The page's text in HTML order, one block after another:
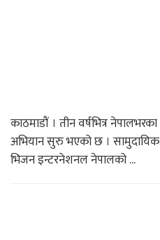
काठमाडौं । तीन वर्षभित्र
अभियान सुरु भएको छ । सामुदायिक
भिजन इन्टरनेशनल नेपालको ...